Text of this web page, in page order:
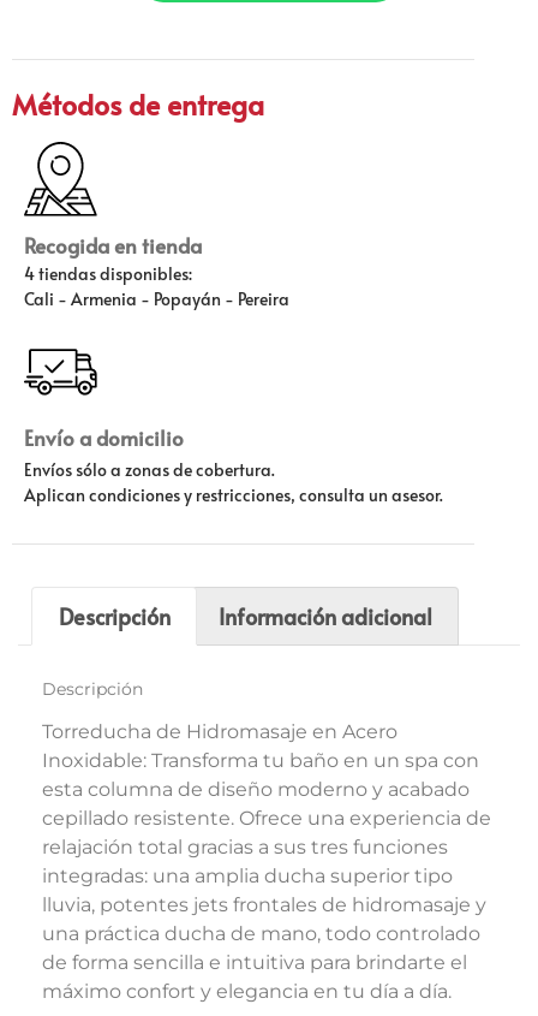
Métodos de entrega
Recogida en tienda
4 tiendas disponibles:
Cali - Armenia - Popayán - Pereira
Envío a domicilio
Envíos sólo a zonas de cobertura.
Aplican condiciones y restricciones, consulta un asesor.
Descripción Información adicional
Descripción
Torreducha de Hidromasaje en Acero
Inoxidable: Transforma tu baño en un spa con
esta columna de diseño moderno y acabado
cepillado resistente. Ofrece una experiencia de
relajación total gracias a sus tres funciones
integradas: una amplia ducha superior tipo
lluvia, potentes jets frontales de hidromasaje y
una práctica ducha de mano, todo controlado
de forma sencilla e intuitiva para brindarte el
máximo confort y elegancia en tu día a día.